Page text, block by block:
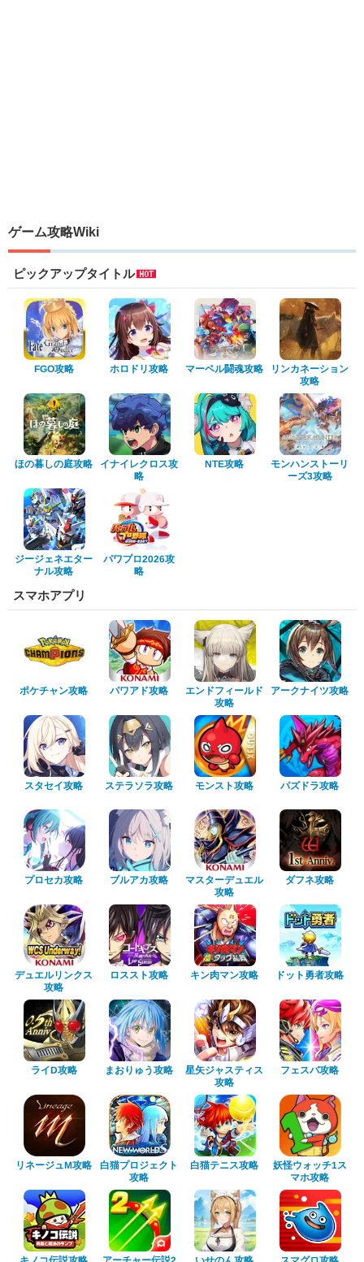
ゲーム攻略Wiki
ピックアップタイトル
FGO攻略 ホロドリ攻略 マーベル闘魂攻略 リンカネーション
攻略
ほの暮しの庭攻略 イナイレクロス攻
略
NTE攻略 モンハンストーリ
ーズ3攻略
ジージェネエター
ナル攻略
パワプロ2026攻
略
スマホアプリ
ポケチャン攻略 パワアド攻略 エンドフィールド
攻略
アークナイツ攻略
スタセイ攻略 ステラソラ攻略 モンスト攻略 パズドラ攻略
プロセカ攻略 ブルアカ攻略 マスターデュエル
攻略
ダフネ攻略
デュエルリンクス
攻略
ロススト攻略 キン肉マン攻略 ドット勇者攻略
ライD攻略 まおりゅう攻略 星矢ジャスティス
攻略
フェスバ攻略
リネージュM攻略 白猫プロジェクト
攻略
白猫テニス攻略 妖怪ウォッチ1ス
マホ攻略